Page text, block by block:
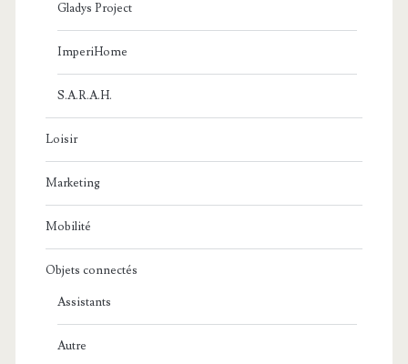
Gladys Project
ImperiHome
S.A.R.A.H.
Loisir
Marketing
Mobilité
Objets connectés
Assistants
Autre